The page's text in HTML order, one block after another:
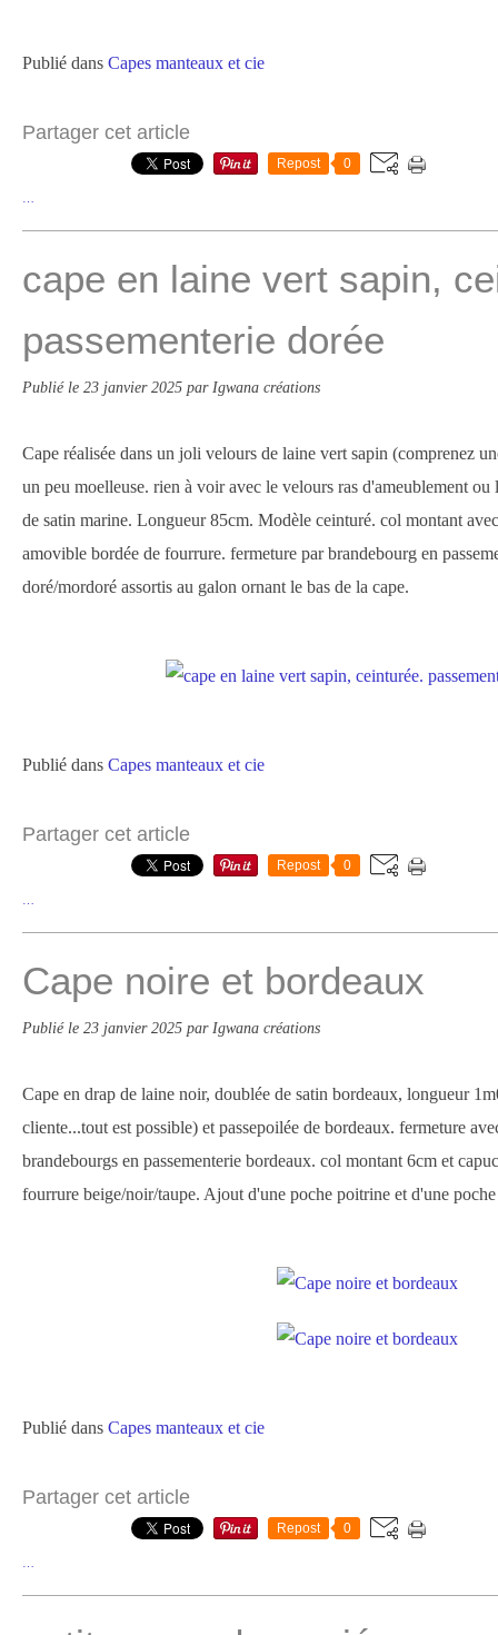
Publié dans Capes manteaux et cie
Partager cet article
Repost 0
cape en laine vert sapin,
passementerie dorée
Publié le 23 janvier 2025 par Igwana créations
Cape réalisée dans un joli velours de laine vert sapin (comprenez
un peu moelleuse. rien à voir avec le velours ras d'ameublement ou
de satin marine. Longueur 85cm. Modèle ceinturé. col montant
amovible bordée de fourrure. fermeture par brandebourg en
doré/mordoré assortis au galon ornant le bas de la cape.
Publié dans Capes manteaux et cie
Partager cet article
Repost 0
Cape noire et bordeaux
Publié le 23 janvier 2025 par Igwana créations
Cape en drap de laine noir, doublée de satin bordeaux, longueur
cliente...tout est possible) et passepoilée de bordeaux. fermeture
brandebourgs en passementerie bordeaux. col montant 6cm et
fourrure beige/noir/taupe. Ajout d'une poche poitrine et d'une
Publié dans Capes manteaux et cie
Partager cet article
Repost 0